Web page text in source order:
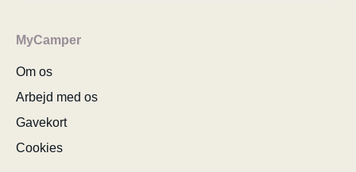
MyCamper
Om os
Arbejd med os
Gavekort
Cookies